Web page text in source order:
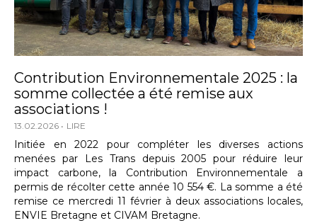
Contribution Environnementale 2025 : la
somme collectée a été remise aux
associations !
13.02.2026 LIRE
Initiée en 2022 pour compléter les diverses actions
menées par Les Trans depuis 2005 pour réduire leur
impact carbone, la Contribution Environnementale a
permis de récolter cette année 10 554 €. La somme a été
remise ce mercredi 11 février à deux associations locales,
ENVIE Bretagne et CIVAM Bretagne.